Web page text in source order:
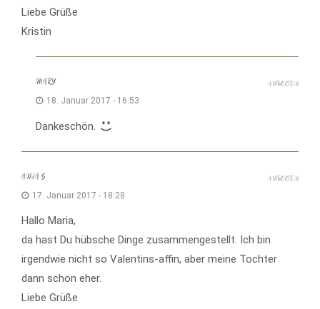
Liebe Grüße
Kristin
MARY
18. Januar 2017 - 16:53
Dankeschön.
ANTWORTEN
ANJA S.
17. Januar 2017 - 18:28
Hallo Maria,
da hast Du hübsche Dinge zusammengestellt. Ich bin
irgendwie nicht so Valentins-affin, aber meine Tochter
dann schon eher.
Liebe Grüße
ANTWORTEN